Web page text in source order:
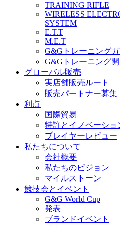
TRAINING RIFLE
WIRELESS
SYSTEM
E.T.T
M.E.T
G&Gトレーニング
G&Gトレーニング
グローバル販売
実店舗販売ルート
販売パートナー募集
利点
国際貿易
特許とイノベーショ
プレイヤーレビュー
私たちについて
会社概要
私たちのビジョン
マイルストーン
競技会とイベント
G&G World Cup
発表
ブランドイベント